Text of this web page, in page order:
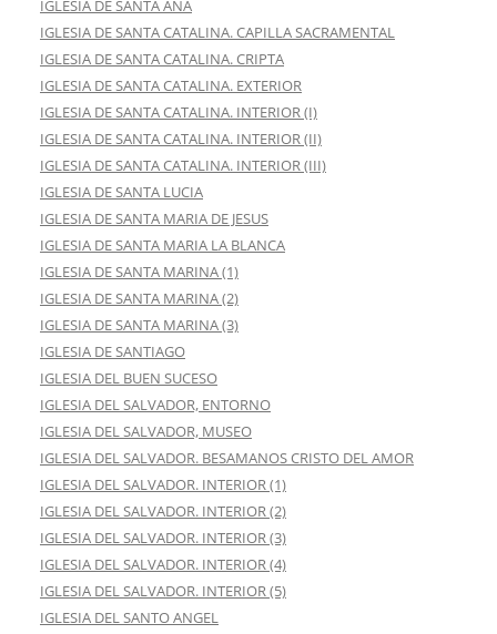
IGLESIA DE SANTA ANA
IGLESIA DE SANTA CATALINA. CAPILLA SACRAMENTAL
IGLESIA DE SANTA CATALINA. CRIPTA
IGLESIA DE SANTA CATALINA. EXTERIOR
IGLESIA DE SANTA CATALINA. INTERIOR (I)
IGLESIA DE SANTA CATALINA. INTERIOR (II)
IGLESIA DE SANTA CATALINA. INTERIOR (III)
IGLESIA DE SANTA LUCIA
IGLESIA DE SANTA MARIA DE JESUS
IGLESIA DE SANTA MARIA LA BLANCA
IGLESIA DE SANTA MARINA (1)
IGLESIA DE SANTA MARINA (2)
IGLESIA DE SANTA MARINA (3)
IGLESIA DE SANTIAGO
IGLESIA DEL BUEN SUCESO
IGLESIA DEL SALVADOR, ENTORNO
IGLESIA DEL SALVADOR, MUSEO
IGLESIA DEL SALVADOR. BESAMANOS CRISTO DEL AMOR
IGLESIA DEL SALVADOR. INTERIOR (1)
IGLESIA DEL SALVADOR. INTERIOR (2)
IGLESIA DEL SALVADOR. INTERIOR (3)
IGLESIA DEL SALVADOR. INTERIOR (4)
IGLESIA DEL SALVADOR. INTERIOR (5)
IGLESIA DEL SANTO ANGEL